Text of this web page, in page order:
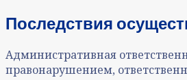
Последствия
Административная
правонарушением,